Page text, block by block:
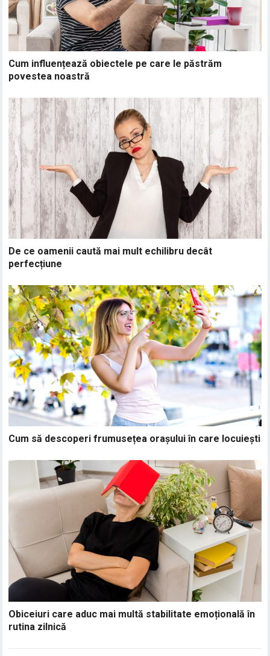
Cum influențează obiectele pe care le păstrăm
povestea noastră
De ce oamenii caută mai mult echilibru decât
perfecțiune
Cum să descoperi frumusețea orașului în care locuiești
Obiceiuri care aduc mai multă stabilitate emoțională în
rutina zilnică